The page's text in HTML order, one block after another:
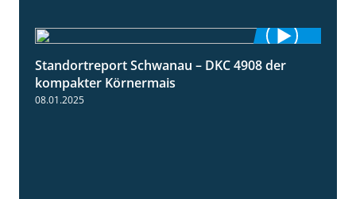
1:18
Standortreport Schwanau – DKC 4908 der
kompakter Körnermais
08.01.2025